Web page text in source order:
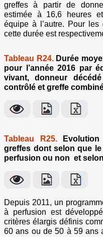
greffes à partir de
estimée à 16,6 heures
équipe à l’autre. Pour
cette durée est
Tableau R24.Durée
pour l’année 2016 par
vivant, donneur
contrôlé et greffe
Tableau R25.Evolution
greffes dont selon que
perfusion ou non et
Depuis 2011, un
à perfusion est
critères élargis définis
60 ans ou de 50 à 59 ans